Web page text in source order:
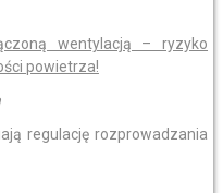
wentylacją – ryzyko
powietrza!
regulację rozprowadzania